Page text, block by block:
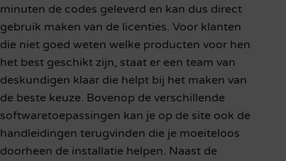
minuten de codes geleverd en kan dus direct
gebruik maken van de licenties. Voor klanten
die niet goed weten welke producten voor hen
het best geschikt zijn, staat er een team van
deskundigen klaar die helpt bij het maken van
de beste keuze. Bovenop de verschillende
softwaretoepassingen kan je op de site ook de
handleidingen terugvinden die je moeiteloos
doorheen de installatie helpen. Naast de